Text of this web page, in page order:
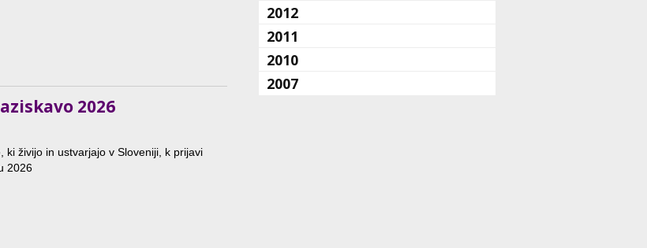
2026
ki živijo in ustvarjajo v Sloveniji, k prijavi
2026
2012
2011
2010
2007